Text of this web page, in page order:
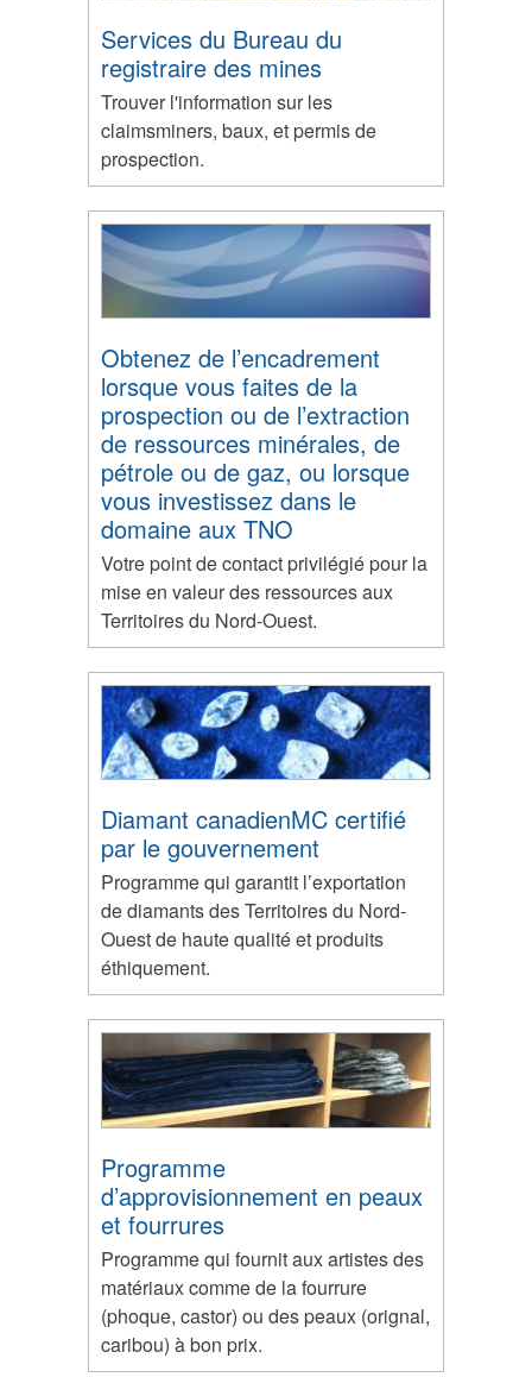
Services du Bureau du
registraire des mines
Trouver l'information sur les
claimsminers, baux, et permis de
prospection.
Obtenez de l’encadrement
lorsque vous faites de la
prospection ou de l’extraction
de ressources minérales, de
pétrole ou de gaz, ou lorsque
vous investissez dans le
domaine aux TNO
Votre point de contact privilégié pour la
mise en valeur des ressources aux
Territoires du Nord-Ouest.
Diamant canadienMC certifié
par le gouvernement
Programme qui garantit l’exportation
de diamants des Territoires du Nord-
Ouest de haute qualité et produits
éthiquement.
Programme
d’approvisionnement en peaux
et fourrures
Programme qui fournit aux artistes des
matériaux comme de la fourrure
(phoque, castor) ou des peaux (orignal,
caribou) à bon prix.